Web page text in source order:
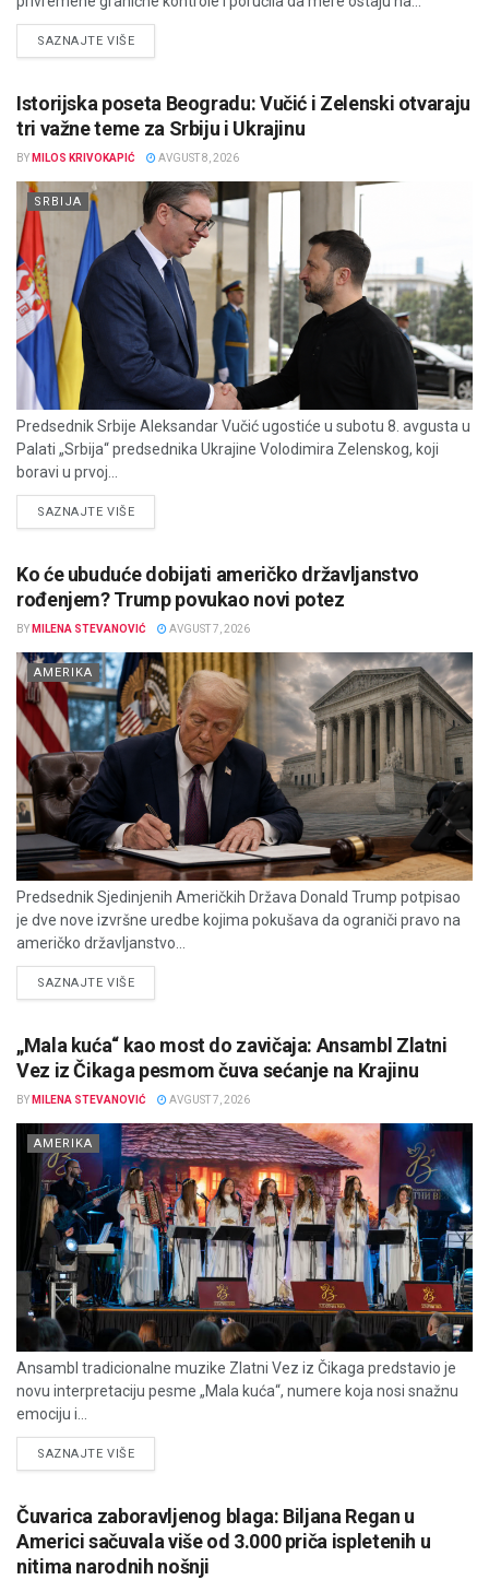
SAZNAJTE VIŠEDETAILS
Istorijska poseta Beogradu: Vučić i Zelenski otvaraju
tri važne teme za Srbiju i Ukrajinu
BY MILOS KRIVOKAPIĆ AVGUST 8, 2026
SRBIJA
Predsednik Srbije Aleksandar Vučić ugostiće u subotu 8. avgusta u
Palati „Srbija“ predsednika Ukrajine Volodimira Zelenskog, koji
boravi u prvoj...
SAZNAJTE VIŠEDETAILS
Ko će ubuduće dobijati američko državljanstvo
rođenjem? Trump povukao novi potez
BY MILENA STEVANOVIĆ AVGUST 7, 2026
AMERIKA
Predsednik Sjedinjenih Američkih Država Donald Trump potpisao
je dve nove izvršne uredbe kojima pokušava da ograniči pravo na
američko državljanstvo...
SAZNAJTE VIŠEDETAILS
„Mala kuća“ kao most do zavičaja: Ansambl Zlatni
Vez iz Čikaga pesmom čuva sećanje na Krajinu
BY MILENA STEVANOVIĆ AVGUST 7, 2026
AMERIKA
Ansambl tradicionalne muzike Zlatni Vez iz Čikaga predstavio je
novu interpretaciju pesme „Mala kuća“, numere koja nosi snažnu
emociju i...
SAZNAJTE VIŠEDETAILS
Čuvarica zaboravljenog blaga: Biljana Regan u
Americi sačuvala više od 3.000 priča ispletenih u
nitima narodnih nošnji